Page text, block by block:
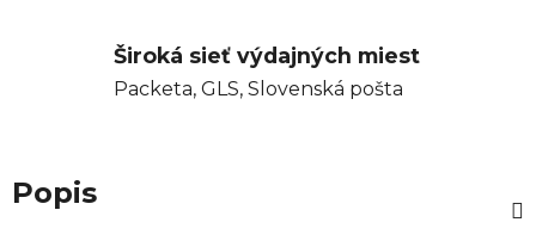
Široká sieť výdajných miest
Packeta, GLS, Slovenská pošta
Popis